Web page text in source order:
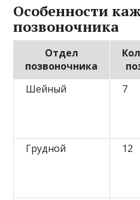
Особенности
позвоночника
Отдел
позвоночника
Шейный
7
Грудной 12